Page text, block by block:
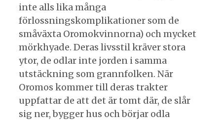
inte alls lika många
förlossningskomplikationer som de
småväxta Oromokvinnorna) och mycket
mörkhyade. Deras livsstil kräver stora
ytor, de odlar inte jorden i samma
utstäckning som grannfolken. När
Oromos kommer till deras trakter
uppfattar de att det är tomt där, de slår
sig ner, bygger hus och börjar odla